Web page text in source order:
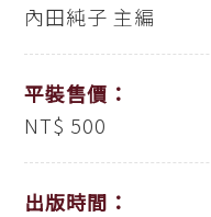
內田純子 主編
平裝售價：
NT$ 500
出版時間：